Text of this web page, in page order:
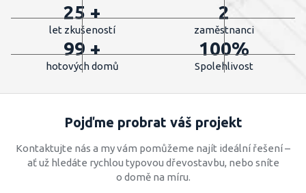
25 +
let zkušeností
2
zaměstnanci
99 +
hotových domů
100%
Spolehlivost
Pojďme probrat váš projekt
Kontaktujte nás a my vám pomůžeme najít ideální řešení –
ať už hledáte rychlou typovou dřevostavbu, nebo sníte
o domě na míru.